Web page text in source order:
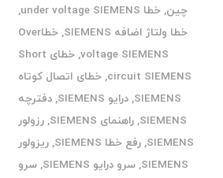
چین,خطا under voltage SIEMENS
,
خطا ولتاژ اضافه SIEMENS
,
خطاOver
voltage SIEMENS
,
خطای Short
circuit SIEMENS
,خطای اتصال کوتاه
SIEMENS
,درایو SIEMENS ,دفترچه
SIEMENS
,راهنمای SIEMENS ,رزولور
SIEMENS
,رفع خطا SIEMENS ,ریزولور
SIEMENS
,سرو درایو SIEMENS ,سرو